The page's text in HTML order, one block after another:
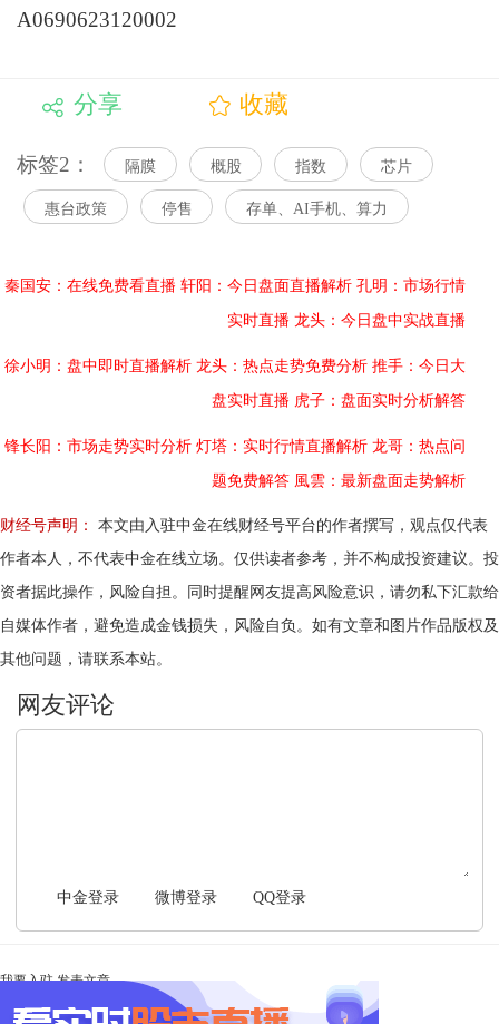
A0690623120002
分享 收藏
标签2： 隔膜 概股 指数 芯片
惠台政策 停售 存单、AI手机、算力
秦国安：在线免费看直播 轩阳：今日盘面直播解析 孔明：市场行情
实时直播 龙头：今日盘中实战直播
徐小明：盘中即时直播解析 龙头：热点走势免费分析 推手：今日大
盘实时直播 虎子：盘面实时分析解答
锋长阳：市场走势实时分析 灯塔：实时行情直播解析 龙哥：热点问
题免费解答 風雲：最新盘面走势解析
财经号声明：
本文由入驻中金在线财经号平台的作者撰写，观点仅代表
作者本人，不代表中金在线立场。仅供读者参考，并不构成投资建议。投
资者据此操作，风险自担。同时提醒网友提高风险意识，请勿私下汇款给
自媒体作者，避免造成金钱损失，风险自负。如有文章和图片作品版权及
其他问题，请联系本站。
中金登录 微博登录 QQ登录
我要入驻 发表文章